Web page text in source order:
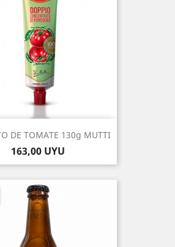
DE TOMATE 130g MUTTI
Precio
163,00 UYU